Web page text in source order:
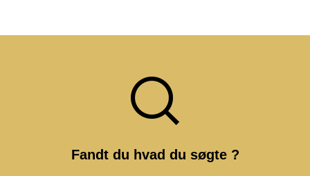
Fandt du hvad du søgte ?